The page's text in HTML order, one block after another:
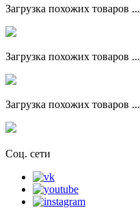
Загрузка похожих товаров ...
Загрузка похожих товаров ...
Загрузка похожих товаров ...
Соц. сети